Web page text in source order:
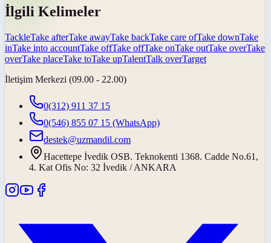
İlgili Kelimeler
TackleTake afterTake awayTake backTake care ofTake downTake
inTake into accountTake offTake offTake onTake outTake overTake
overTake placeTake toTake upTalentTalk overTarget
İletişim Merkezi (09.00 - 22.00)
0(312) 911 37 15
0(546) 855 07 15 (WhatsApp)
destek@uzmandil.com
Hacettepe İvedik OSB. Teknokenti 1368. Cadde No.61,
4. Kat Ofis No: 32 İvedik / ANKARA